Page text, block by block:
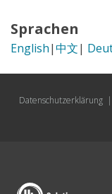
Sprachen
English|中文|
Datenschutzerklärung |